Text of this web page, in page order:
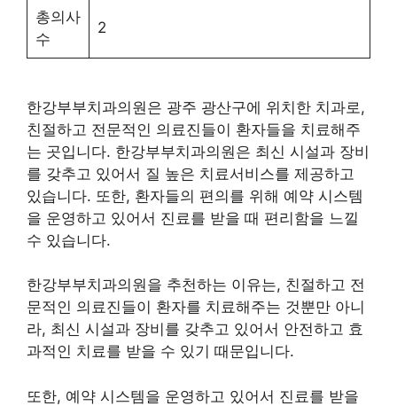
총의사
수
2
한강부부치과의원은 광주 광산구에 위치한 치과로,
친절하고 전문적인 의료진들이 환자들을 치료해주
는 곳입니다. 한강부부치과의원은 최신 시설과 장비
를 갖추고 있어서 질 높은 치료서비스를 제공하고
있습니다. 또한, 환자들의 편의를 위해 예약 시스템
을 운영하고 있어서 진료를 받을 때 편리함을 느낄
수 있습니다.
한강부부치과의원을 추천하는 이유는, 친절하고 전
문적인 의료진들이 환자를 치료해주는 것뿐만 아니
라, 최신 시설과 장비를 갖추고 있어서 안전하고 효
과적인 치료를 받을 수 있기 때문입니다.
또한, 예약 시스템을 운영하고 있어서 진료를 받을